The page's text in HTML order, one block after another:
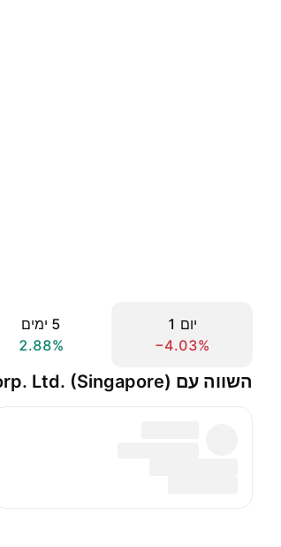
יום ‎1‎
−4.03%
‎5‎ ימים
2.88%
השווה עם EnGro Corp. Ltd. (Singapore)